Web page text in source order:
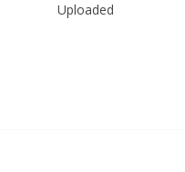
Uploaded